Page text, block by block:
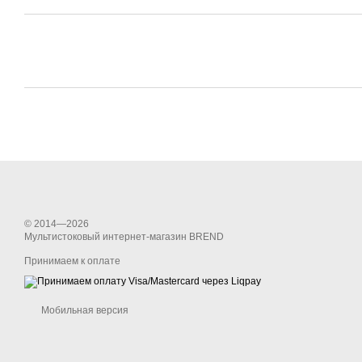
© 2014—2026
Мультистоковый интернет-магазин BREND
Принимаем к оплате
Мобильная версия